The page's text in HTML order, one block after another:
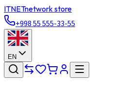
ITNETnetwork store
+998 55 555-33-55
EN